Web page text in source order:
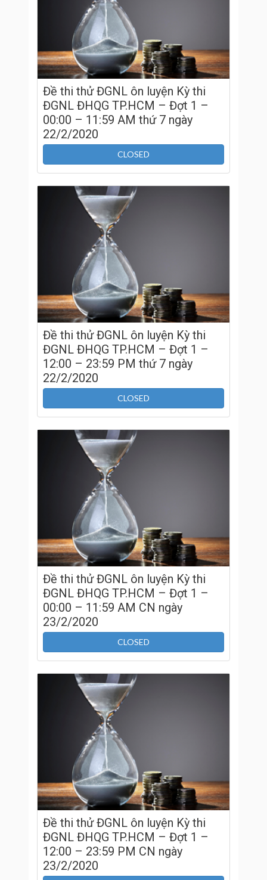
Đề thi thử ĐGNL ôn luyện Kỳ thi
ĐGNL ĐHQG TP.HCM – Đợt 1 –
00:00 – 11:59 AM thứ 7 ngày
22/2/2020
CLOSED
Đề thi thử ĐGNL ôn luyện Kỳ thi
ĐGNL ĐHQG TP.HCM – Đợt 1 –
12:00 – 23:59 PM thứ 7 ngày
22/2/2020
CLOSED
Đề thi thử ĐGNL ôn luyện Kỳ thi
ĐGNL ĐHQG TP.HCM – Đợt 1 –
00:00 – 11:59 AM CN ngày
23/2/2020
CLOSED
Đề thi thử ĐGNL ôn luyện Kỳ thi
ĐGNL ĐHQG TP.HCM – Đợt 1 –
12:00 – 23:59 PM CN ngày
23/2/2020